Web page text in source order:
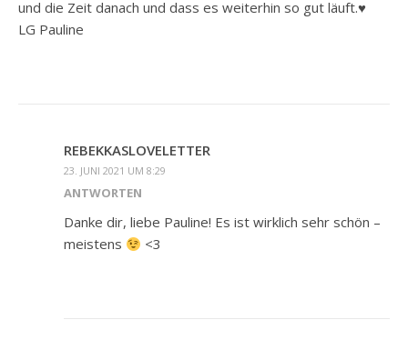
und die Zeit danach und dass es weiterhin so gut läuft.♥
LG Pauline
REBEKKASLOVELETTER
23. JUNI 2021 UM 8:29
ANTWORTEN
Danke dir, liebe Pauline! Es ist wirklich sehr schön –
meistens
<3